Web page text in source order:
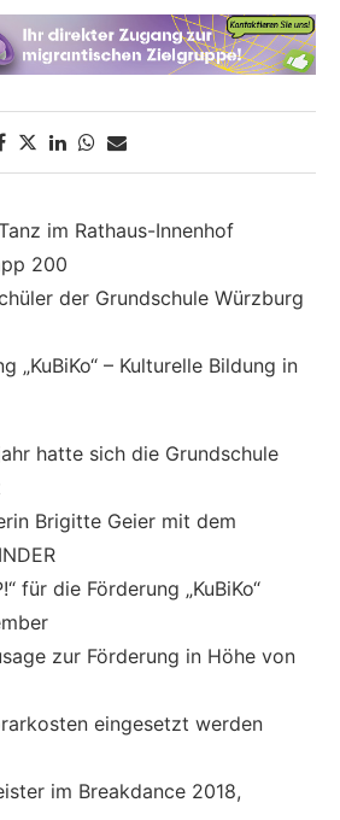
im Rathaus-Innenhof
200
der Grundschule Würzburg
„KuBiKo“ – Kulturelle Bildung in
hatte sich die Grundschule
Brigitte Geier mit dem
für die Förderung „KuBiKo“
zur Förderung in Höhe von
eingesetzt werden
im Breakdance 2018,